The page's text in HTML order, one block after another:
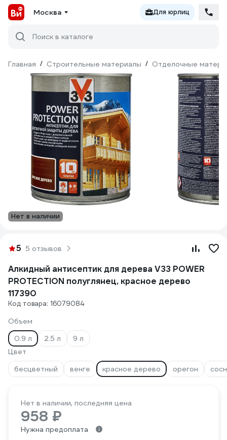
Москва Для юрлиц
Поиск в каталоге
Главная / Строительные материалы / Отделочные
Нет в наличии
5 5 отзывов
Алкидный антисептик для дерева V33 POWER
PROTECTION полуглянец, красное дерево
117390
Код товара: 16079084
Объем
0.9 л
2.5 л
9 л
Цвет
бесцветный
венге красное дерево орегон
Нет в наличии, последняя цена
958 ₽
Нужна предоплата